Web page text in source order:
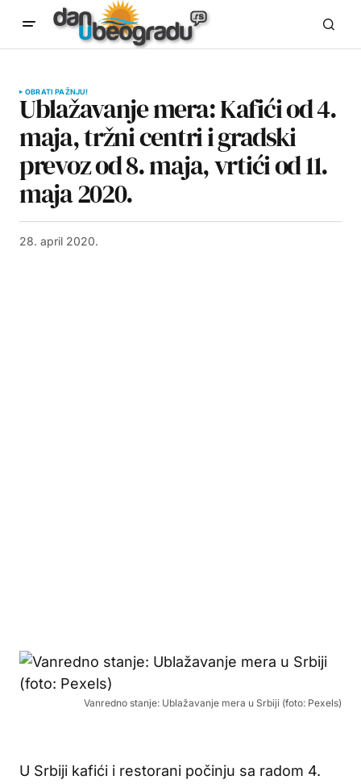
OBRATI PAŽNJU!
Ublažavanje mera: Kafići od 4.
maja, tržni centri i gradski
prevoz od 8. maja, vrtići od 11.
maja 2020.
28. april 2020.
Vanredno stanje: Ublažavanje mera u Srbiji (foto: Pexels)
U Srbiji kafići i restorani počinju sa radom 4.